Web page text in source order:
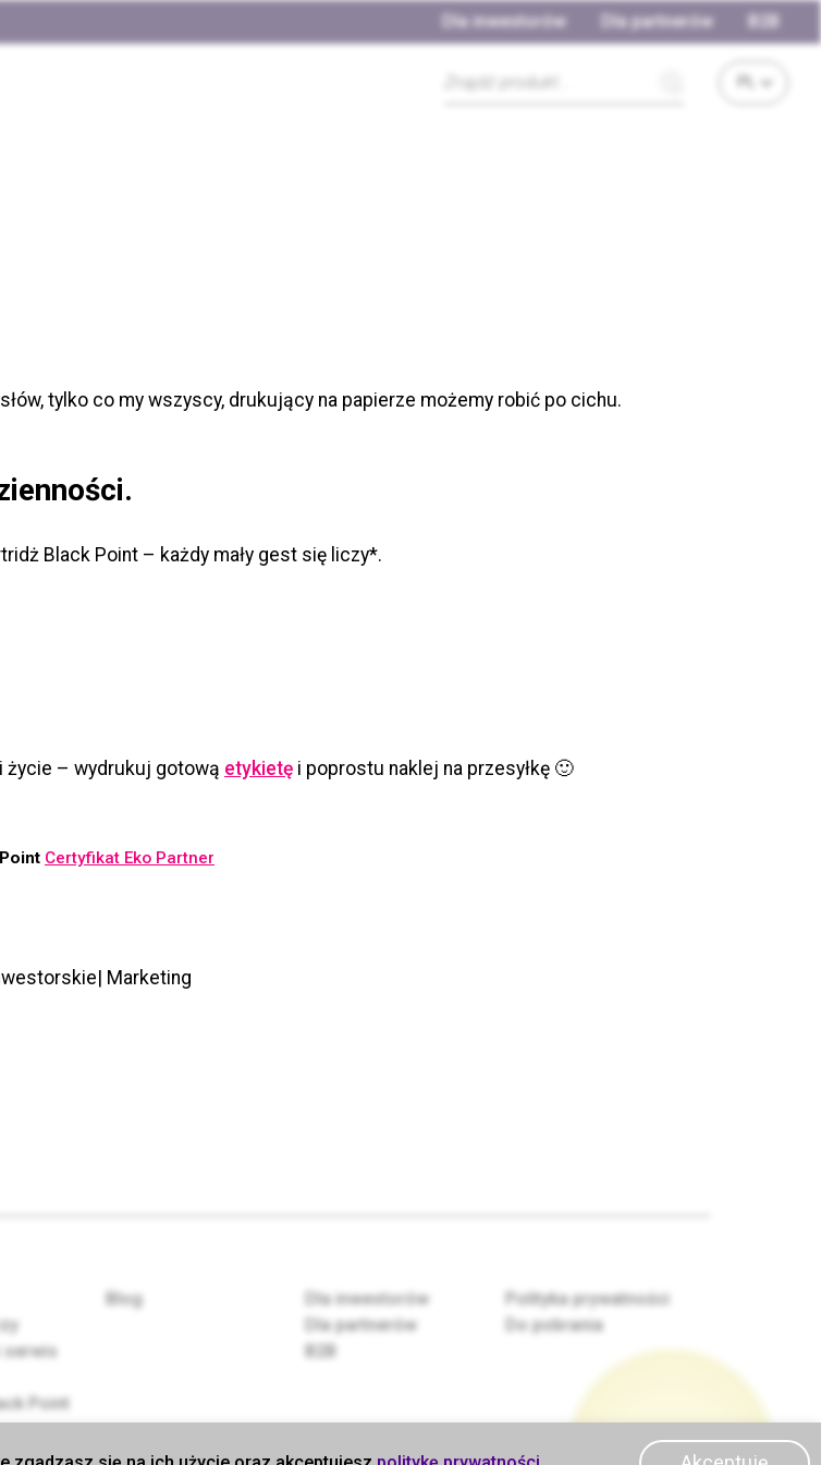
Dla inwestorów Dla partnerów B2B
tylko co my wszyscy, drukujący na papierze możemy robić po cichu.
Black Point – każdy mały gest się liczy*.
życie – wydrukuj gotową etykietę i poprostu naklej na przesyłkę 🙂
Certyfikat Eko Partner
Marketing
serwis
Point
Blog
Dla inwestorów
Dla partnerów
Polityka prywatności
Do pobrania